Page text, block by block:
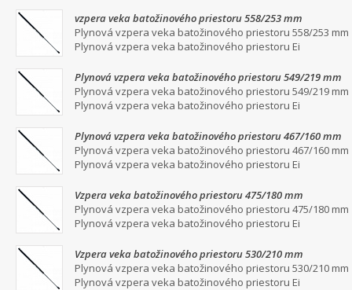
vzpera veka batožinového priestoru 558/253 mm
Plynová vzpera veka batožinového priestoru 558/253 mm
Plynová vzpera veka batožinového priestoru Ei
Plynová vzpera veka batožinového priestoru 549/219 mm
Plynová vzpera veka batožinového priestoru 549/219 mm
Plynová vzpera veka batožinového priestoru Ei
Plynová vzpera veka batožinového priestoru 467/160 mm
Plynová vzpera veka batožinového priestoru 467/160 mm
Plynová vzpera veka batožinového priestoru Ei
Vzpera veka batožinového priestoru 475/180 mm
Plynová vzpera veka batožinového priestoru 475/180 mm
Plynová vzpera veka batožinového priestoru Ei
Vzpera veka batožinového priestoru 530/210 mm
Plynová vzpera veka batožinového priestoru 530/210 mm
Plynová vzpera veka batožinového priestoru Ei